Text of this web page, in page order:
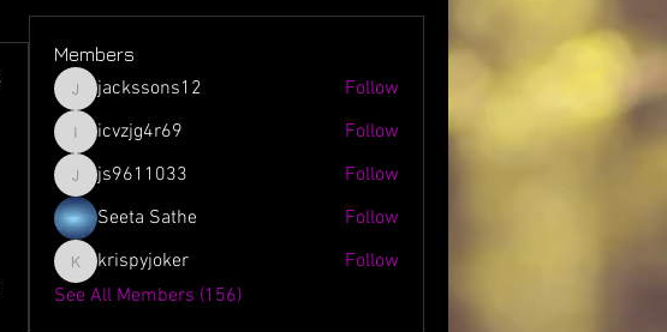
Members
jackssons12
jackssons12 Follow
icvzjg4r69
icvzjg4r69 Follow
js9611033
js9611033
Follow
Seeta Sathe
Follow
krispyjoker
krispyjoker
Follow
See All Members (156)